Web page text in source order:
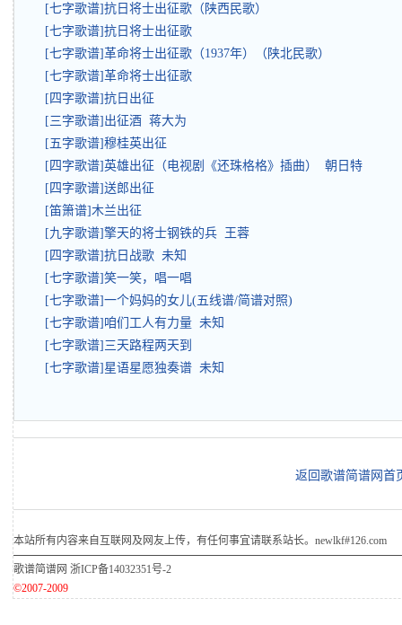
[七字歌谱]抗日将士出征歌（陕西民歌）
[七字歌谱]抗日将士出征歌
[七字歌谱]革命将士出征歌（1937年）（陕北民歌）
[七字歌谱]革命将士出征歌
[四字歌谱]抗日出征
[三字歌谱]出征酒 蒋大为
[五字歌谱]穆桂英出征
[四字歌谱]英雄出征（电视剧《还珠格格》插曲） 朝日特
[四字歌谱]送郎出征
[笛箫谱]木兰出征
[九字歌谱]擎天的将士钢铁的兵 王蓉
[四字歌谱]抗日战歌 未知
[七字歌谱]笑一笑，唱一唱
[七字歌谱]一个妈妈的女儿(五线谱/简谱对照)
[七字歌谱]咱们工人有力量 未知
[七字歌谱]三天路程两天到
[七字歌谱]星语星愿独奏谱 未知
返回歌谱简谱网首
本站所有内容来自互联网及网友上传，有任何事宜请联系站长。newlkf#126.com
歌谱简谱网 浙ICP备14032351号-2
©2007-2009